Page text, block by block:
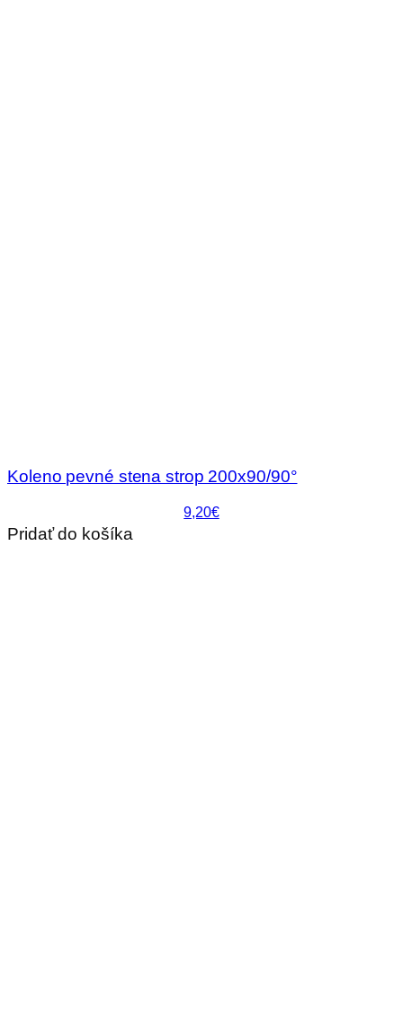
Koleno pevné stena strop 200x90/90°
9,20€
Pridať do košíka